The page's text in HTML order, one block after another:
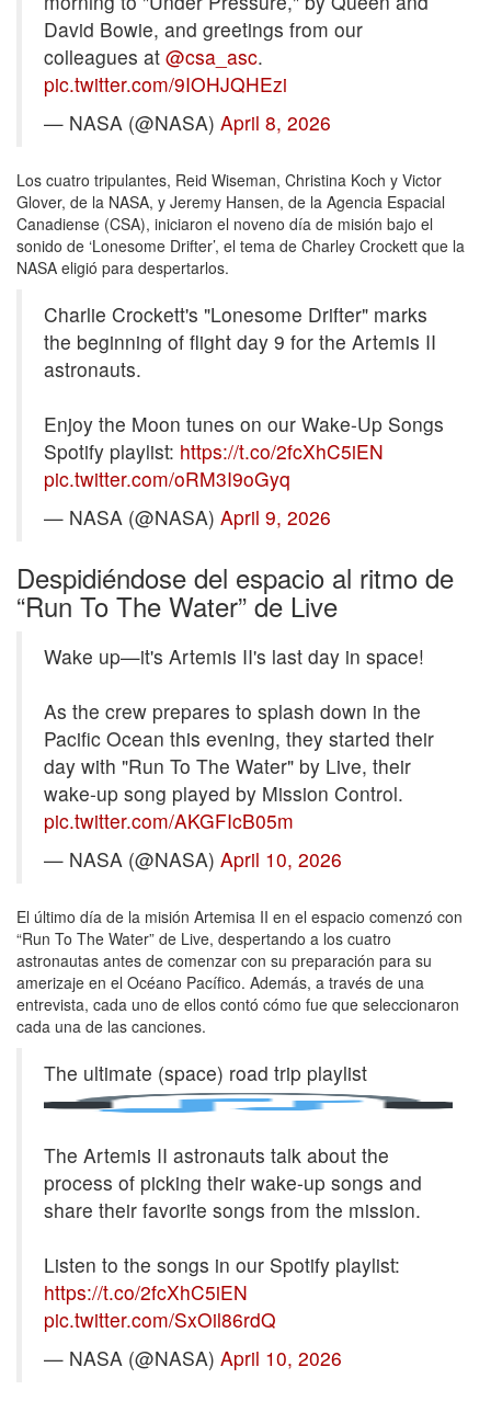
David Bowie, and greetings from our
colleagues at @csa_asc.
pic.twitter.com/9IOHJQHEzi
— NASA (@NASA) April 8, 2026
Los cuatro tripulantes, Reid Wiseman, Christina Koch y Victor
Glover, de la NASA, y Jeremy Hansen, de la Agencia Espacial
Canadiense (CSA), iniciaron el noveno día de misión bajo el
sonido de ‘Lonesome Drifter’, el tema de Charley Crockett que la
NASA eligió para despertarlos.
Charlie Crockett's "Lonesome Drifter" marks
the beginning of flight day 9 for the Artemis II
astronauts.
Enjoy the Moon tunes on our Wake-Up Songs
Spotify playlist: https://t.co/2fcXhC5iEN
pic.twitter.com/oRM3I9oGyq
— NASA (@NASA) April 9, 2026
Despidiéndose del espacio al ritmo de
“Run To The Water” de Live
Wake up—it's Artemis II's last day in space!
As the crew prepares to splash down in the
Pacific Ocean this evening, they started their
day with "Run To The Water" by Live, their
wake-up song played by Mission Control.
pic.twitter.com/AKGFIcB05m
— NASA (@NASA) April 10, 2026
El último día de la misión Artemisa II en el espacio comenzó con
“Run To The Water” de Live, despertando a los cuatro
astronautas antes de comenzar con su preparación para su
amerizaje en el Océano Pacífico. Además, a través de una
entrevista, cada uno de ellos contó cómo fue que seleccionaron
cada una de las canciones.
The ultimate (space) road trip playlist
The Artemis II astronauts talk about the
process of picking their wake-up songs and
share their favorite songs from the mission.
Listen to the songs in our Spotify playlist:
https://t.co/2fcXhC5iEN
pic.twitter.com/SxOil86rdQ
— NASA (@NASA) April 10, 2026